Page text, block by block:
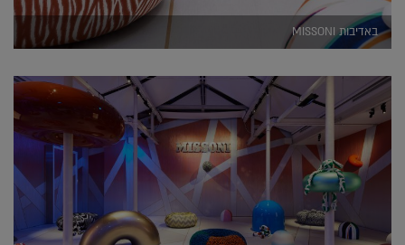
באדיבות MISSONI